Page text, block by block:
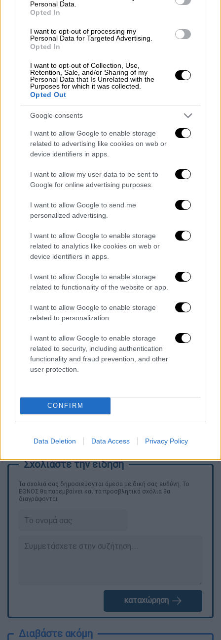
Personal Data.
Opted In
I want to opt-out of processing my
Personal Data for Targeted Advertising.
Opted In
I want to opt-out of Collection, Use,
Retention, Sale, and/or Sharing of my
Personal Data that Is Unrelated with the
Purposes for which it was collected.
Opted Out
Google consents
I want to allow Google to enable storage
related to advertising like cookies on web or
device identifiers in apps.
I want to allow my user data to be sent to
Google for online advertising purposes.
I want to allow Google to send me
personalized advertising.
I want to allow Google to enable storage
related to analytics like cookies on web or
device identifiers in apps.
I want to allow Google to enable storage
related to functionality of the website or app.
I want to allow Google to enable storage
related to personalization.
I want to allow Google to enable storage
related to security, including authentication
functionality and fraud prevention, and other
user protection.
CONFIRM
Data Deletion Data Access Privacy Policy
απειλή όπλου να πέσουν κάτω
Ένας από τους δράστες επίσης με την
απειλή όπλου οδήγησε έναν από τους
υπαλλήλους στο
χρηματοκιβώτιο
οποίο φαίνεται πως «σήκωσαν» περίπου
200.000 ευρώ.
20 λεπτά αργότερα και λίγο πριν
ολοκληρωθεί η ληστεία ένας τρίτος από την
ομάδα τωνληστών κατέφτασε στην είσοδο
της τράπεζας, και κραδαίνοντας ένα γεμάτο
καλάσνικοφ κρατούσε τις πόρτες ανοιχτές
προκειμένου να διαφύγουν οι συνεργοί του.
Βγαίνοντας όμως από την τράπεζα, ήρθε και
γκάφα. Τους έπεσαν τα χρήματα στη μέση
του δρόμου και ξεκίνησαν να μαζεύουν
πανικόβλητοι τα χαρτονομίσματα ώστε να
φύγουν γρήγορα από το σημείο.
Μπήκαν σε ΙΧόπου τους περίμενε ο
Λιβαδειά.
Τα σχολιά σας δημοσιεύονται άμεσα με δική σας ευθύνη. Το
ΕΘΝΟΣ θα παρεμβαίνει και τα προσβλητικά σχόλια θα
διαγράφονται
καταχώρηση
Διαβάστε ακόμη